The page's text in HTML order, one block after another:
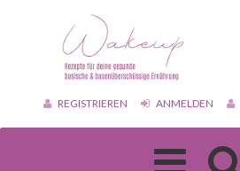
REGISTRIEREN ANMELDEN
Toggle
navigation